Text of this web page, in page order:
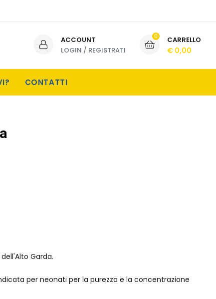
ACCOUNT
LOGIN / REGISTRATI
0 CARRELLO
€ 0,00
CONTATTI
Garda.
per neonati per la purezza e la concentrazione